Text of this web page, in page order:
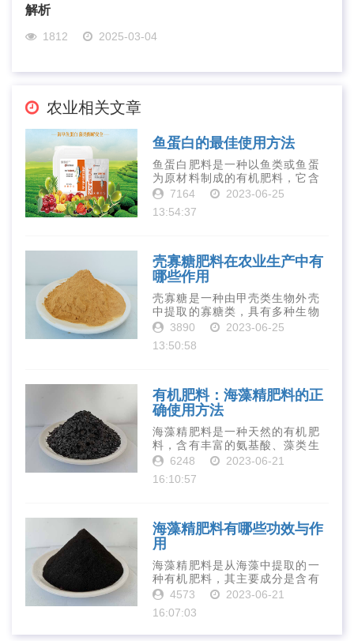
解析
1812 2025-03-04
农业相关文章
鱼蛋白的最佳使用方法
鱼蛋白肥料是一种以鱼类或鱼蛋
为原材料制成的有机肥料，它含
有丰富的营养物质，如氮、磷、
元素和植物生长因子。这些营养
7164
2023-06-25
13:54:37
壳寡糖肥料在农业生产中有
哪些作用
壳寡糖是一种由甲壳类生物外壳
中提取的寡糖类，具有多种生物
活性和营养价值。在农业生产
是作为一种新型的有机肥料，壳
3890
2023-06-25
13:50:58
有机肥料：海藻精肥料的正
确使用方法
海藻精肥料是一种天然的有机肥
料，含有丰富的氨基酸、藻类生
长素、维生素、微量元素、蛋白
力、促进植物生长、增强植物抗
6248
2023-06-21
16:10:57
海藻精肥料有哪些功效与作
用
海藻精肥料是从海藻中提取的一
种有机肥料，其主要成分是含有
丰富的微量元素、植物生长素、
有增强作物生长、促进植物根系
发达、提高作物产量等多种作用
4573
2023-06-21
16:07:03